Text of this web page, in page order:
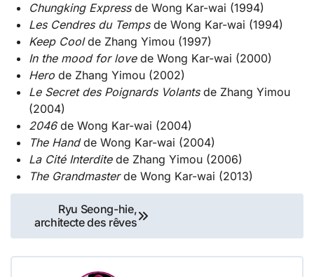
Chungking Expressde Wong Kar-wai (1994)
Les Cendres du Tempsde Wong Kar-wai (1994)
Keep Coolde Zhang Yimou (1997)
In the mood for lovede Wong Kar-wai (2000)
Herode Zhang Yimou (2002)
Le Secret des Poignards Volantsde Zhang Yimou
(2004)
2046de Wong Kar-wai (2004)
The Handde Wong Kar-wai (2004)
La Cité Interditede Zhang Yimou (2006)
The Grandmasterde Wong Kar-wai (2013)
Navigation
l’article
Ryu Seong-hie,
architecte des rêves